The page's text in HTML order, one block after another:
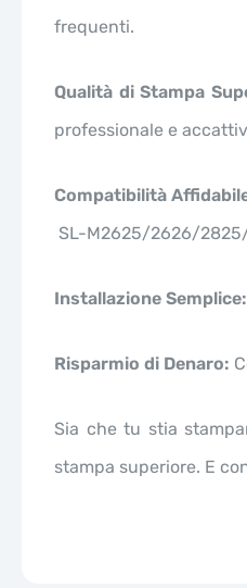
frequenti.
Qualità di Stampa
professionale e
Compatibilità
SL-M2625/2626/
Installazione Semplice:
Risparmio di Denaro:
Sia che tu stia
stampa superiore. E